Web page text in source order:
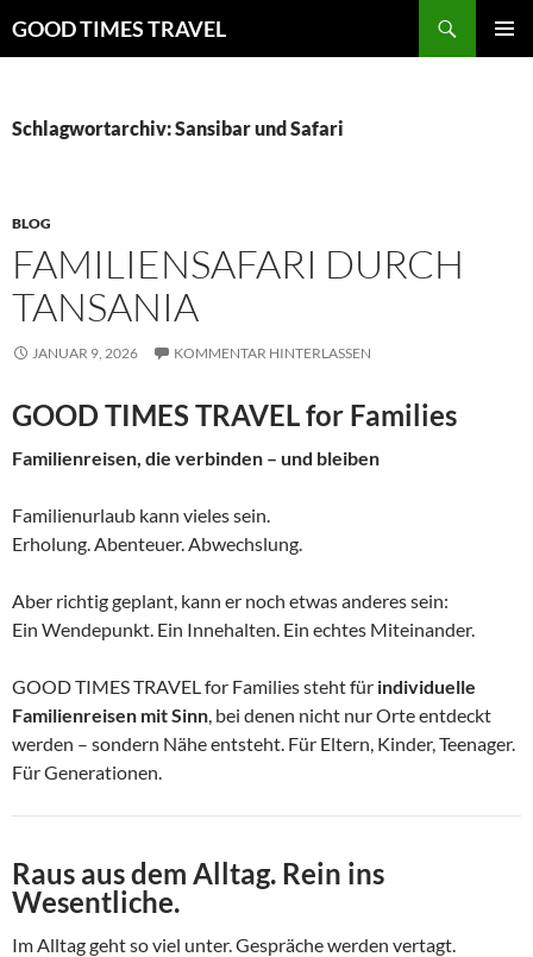
Inhalt
GOOD TIMES TRAVEL
Schlagwortarchiv: Sansibar und Safari
BLOG
FAMILIENSAFARI DURCH
TANSANIA
JANUAR 9, 2026 KOMMENTAR HINTERLASSEN
GOOD TIMES TRAVEL for Families
Familienreisen, die verbinden – und bleiben
Familienurlaub kann vieles sein.
Erholung. Abenteuer. Abwechslung.
Aber richtig geplant, kann er noch etwas anderes sein:
Ein Wendepunkt. Ein Innehalten. Ein echtes Miteinander.
GOOD TIMES TRAVEL for Families steht für individuelle
Familienreisen mit Sinn, bei denen nicht nur Orte entdeckt
werden – sondern Nähe entsteht. Für Eltern, Kinder, Teenager.
Für Generationen.
Raus aus dem Alltag. Rein ins
Wesentliche.
Im Alltag geht so viel unter. Gespräche werden vertagt.